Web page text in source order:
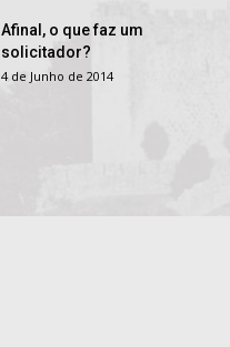
Afinal, o que faz um
solicitador?
4 de Junho de 2014